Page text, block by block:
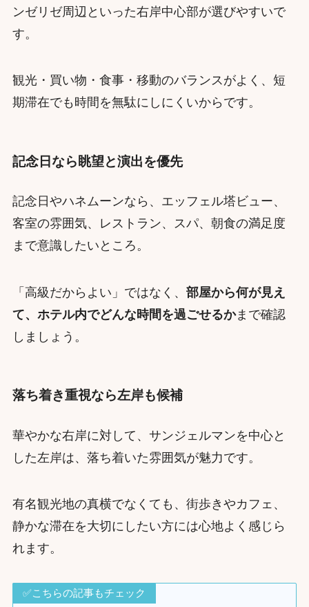
ンゼリゼ周辺といった右岸中心部が選びやすいで
す。
観光・買い物・食事・移動のバランスがよく、短
期滞在でも時間を無駄にしにくいからです。
記念日なら眺望と演出を優先
記念日やハネムーンなら、エッフェル塔ビュー、
客室の雰囲気、レストラン、スパ、朝食の満足度
まで意識したいところ。
「高級だからよい」ではなく、 部屋から何が見え
て、ホテル内でどんな時間を過ごせるかまで確認
しましょう。
落ち着き重視なら左岸も候補
華やかな右岸に対して、サンジェルマンを中心と
した左岸は、落ち着いた雰囲気が魅力です。
有名観光地の真横でなくても、街歩きやカフェ、
静かな滞在を大切にしたい方には心地よく感じら
れます。
✅こちらの記事もチェック